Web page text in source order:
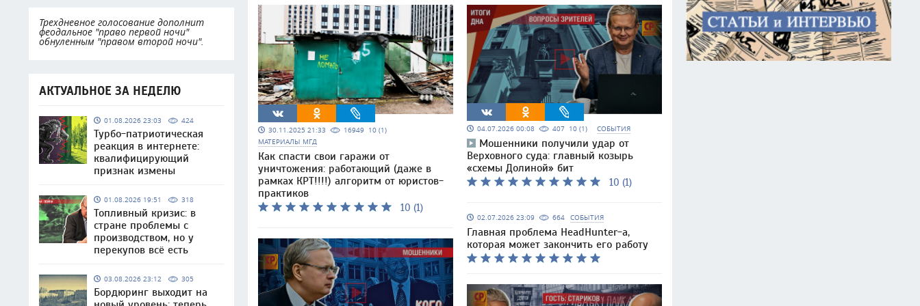
Трехдневное голосование дополнит
феодальное "право первой ночи"
обнуленным "правом второй ночи".
АКТУАЛЬНОЕ ЗА НЕДЕЛЮ
01.08.2026 23:03 424
Турбо-патриотическая
реакция в интернете:
квалифицирующий
признак измены
01.08.2026 19:51 318
Топливный кризис: в
стране проблемы с
производством, но у
перекупов всё есть
03.08.2026 23:12 305
Бордюринг выходит на
30.11.2025 21:33 16949 10 (1)
МАТЕРИАЛЫ МГД
Как спасти свои гаражи от
уничтожения: работающий (даже в
рамках КРТ!!!!) алгоритм от юристов-
практиков
10 (1)
04.07.2026 00:08 407 10 (1) СОБЫТИЯ
Мошенники получили удар от
Верховного суда: главный козырь
«схемы Долиной» бит
10 (1)
02.07.2026 23:09 664 СОБЫТИЯ
Главная проблема HeadHunter-а,
которая может закончить его работу